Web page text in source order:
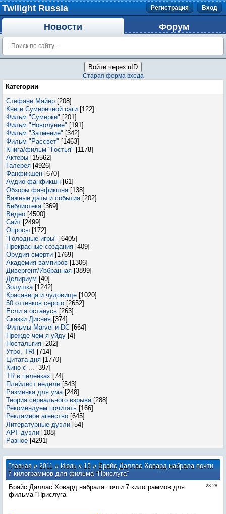
Twilight Russia Регистрация Вход
Новости Форум
Войти через uID
Старая форма входа
Категории
Стефани Майер [208]
Книги Сумеречной саги [122]
Фильм "Сумерки" [201]
Фильм "Новолуние" [191]
Фильм "Затмение" [342]
Фильм "Рассвет" [1463]
Книга/фильм "Гостья" [1178]
Актеры [15562]
Галерея [4926]
Фанфикшен [670]
Аудио-фанфикшн [61]
Обзоры фанфикшна [138]
Важные даты и события [202]
Библиотека [369]
Видео [4500]
Сайт [2499]
Опросы [172]
"Голодные игры" [6405]
Прекрасные создания [409]
Орудия смерти [1769]
Академия вампиров [1306]
Дивергент/Избранная [3899]
Делириум [40]
Золушка [1242]
Красавица и чудовище [1020]
50 оттенков серого [2652]
Если я останусь [263]
Сказки Диснея [374]
Фильмы Marvel и DC [664]
Прежде чем я уйду [4]
Ностальгия [202]
Утро, TR! [714]
Цитата дня [1770]
Кино с ... [397]
TR в пеленках [74]
Плейлист недели [543]
Разминка для ума [248]
Теория сериального взрыва [288]
Рекомендуем почитать [166]
Рекламное агенство [645]
Литературные дуэли [54]
АРТ-дуэли [108]
Разное [4291]
Главная»2011 » Июль » 15» Брайс Даллас Ховард набрала почти
7 килограммов для фильма “Прислуга”
23:28
Брайс Даллас Ховард набрала почти 7 килограммов для
фильма “Прислуга”